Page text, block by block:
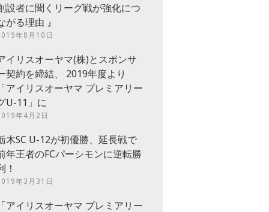
設者に聞くリーグ戦が強化につ
がる理由 』
年8月10日
イリスオーヤマ(株)とスポンサ
契約を締結、 2019年度より
アイリスオーヤマ プレミアリー
U-11」に
年4月2日
木SC U-12が初優勝、延長戦で
年王者のFCパーシモンに逆転勝
！
年3月31日
アイリスオーヤマ プレミアリー